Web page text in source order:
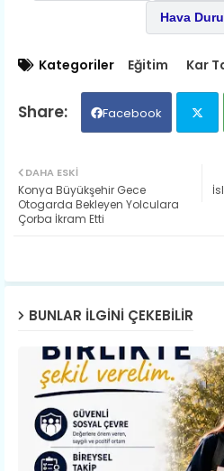
Hava
Kategoriler Eğitim Kar
Facebook
DAHA ESKI
​Konya Büyükşehir Gece
Otogarda Bekleyen Yolculara
Çorba İkram Etti
BUNLAR ILGINI ÇEKEBILIR